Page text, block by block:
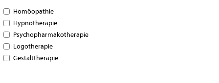
Homöopathie
Hypnotherapie
Psychopharmakotherapie
Logotherapie
Gestalttherapie